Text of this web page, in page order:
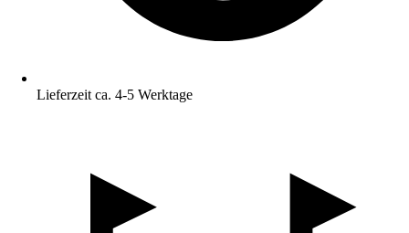
Lieferzeit ca. 4-5 Werktage